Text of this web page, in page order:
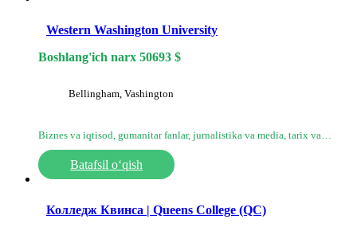
Western Washington University
Boshlang'ich narx 50693 $
Bellingham, Vashington
Biznes va iqtisod, gumanitar fanlar, jurnalistika va media, tarix va…
Batafsil o‘qish
Колледж Квинса | Queens College (QC)